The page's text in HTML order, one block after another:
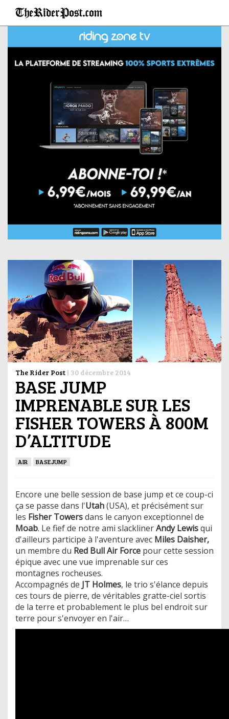
The Rider Post | 30 décembre 2014
BASE JUMP
IMPRENABLE SUR LES
FISHER TOWERS À 800M
D’ALTITUDE
AIR BASEJUMP
Encore une belle session de base jump et ce coup-ci
ça se passe dans l'Utah(USA), et précisément sur
les Fisher Towersdans le canyon exceptionnel de
Moab. Le fief de notre ami slacklinerAndy Lewisqui
d'ailleurs participe à l'aventure avec Miles Daisher,
un membre du Red Bull Air Force pour cette session
épique avec une vue imprenable sur ces
montagnes rocheuses.
Accompagnés de JT Holmes, le trio s'élance depuis
ces tours de pierre, de véritables gratte-ciel sortis
de la terre et probablement le plus bel endroit sur
terre pour s'envoyer en l'air…